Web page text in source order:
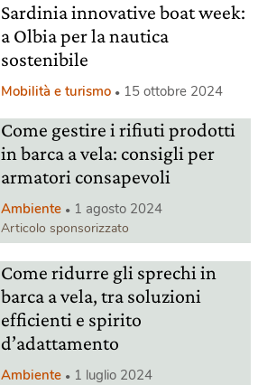
Sardinia innovative boat week:
a Olbia per la nautica
sostenibile
Mobilità e turismo 15 ottobre 2024
Come gestire i rifiuti prodotti
in barca a vela: consigli per
armatori consapevoli
Ambiente 1 agosto 2024
Articolo sponsorizzato
Come ridurre gli sprechi in
barca a vela, tra soluzioni
efficienti e spirito
d’adattamento
Ambiente 1 luglio 2024